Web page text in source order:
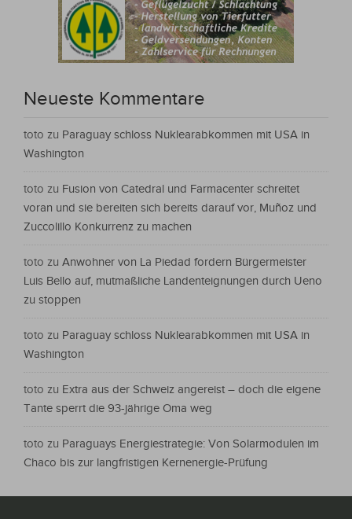
Neueste Kommentare
toto zu Paraguay schloss Nuklearabkommen mit USA in
Washington
toto zu Fusion von Catedral und Farmacenter schreitet
voran und sie bereiten sich bereits darauf vor, Muñoz und
Zuccolillo Konkurrenz zu machen
toto zu Anwohner von La Piedad fordern Bürgermeister
Luis Bello auf, mutmaßliche Landenteignungen durch Ueno
zu stoppen
toto zu Paraguay schloss Nuklearabkommen mit USA in
Washington
toto zu Extra aus der Schweiz angereist – doch die eigene
Tante sperrt die 93-jährige Oma weg
toto zu Paraguays Energiestrategie: Von Solarmodulen im
Chaco bis zur langfristigen Kernenergie-Prüfung